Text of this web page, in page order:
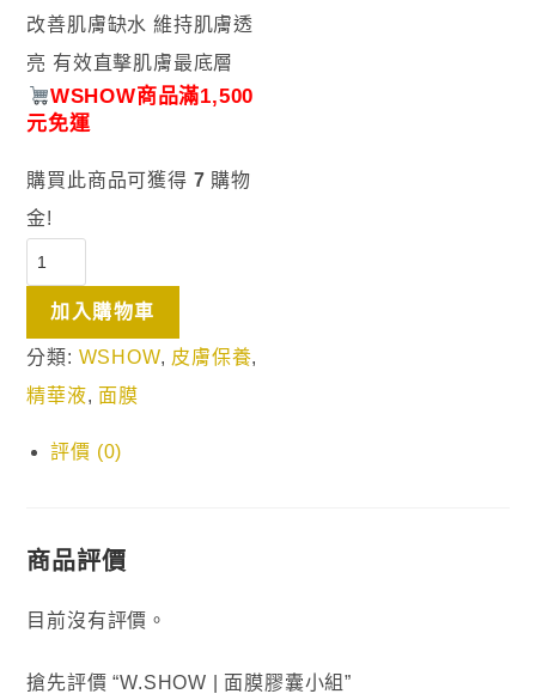
改善肌膚缺水 維持肌膚透
亮 有效直擊肌膚最底層
WSHOW商品滿1,500
元免運
購買此商品可獲得 7 購物
金!
加入購物車
分類: WSHOW, 皮膚保養,
精華液, 面膜
評價 (0)
商品評價
目前沒有評價。
搶先評價 “W.SHOW | 面膜膠囊小組”